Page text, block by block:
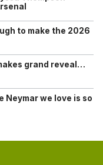
to make the 2026
grand reveal…
Neymar we love is so